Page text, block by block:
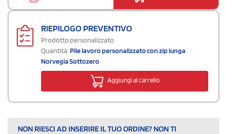
RIEPILOGO PREVENTIVO
Prodotto personalizzato
Quantità:Pile lavoro personalizzato con zip lunga
Norvegia Sottozero
Aggiungi al carrello
NON RIESCI AD INSERIRE IL TUO ORDINE? NON TI